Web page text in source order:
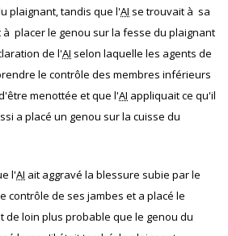
plaignant, tandis que l'AI se trouvait à sa
à placer le genou sur la fesse du plaignant
de l'AI selon laquelle les agents de
le contrôle des membres inférieurs
menottée et que l'AI appliquait ce qu'il
a placé un genou sur la cuisse du
l'AI ait aggravé la blessure subie par le
contrôle de ses jambes et a placé le
de loin plus probable que le genou du